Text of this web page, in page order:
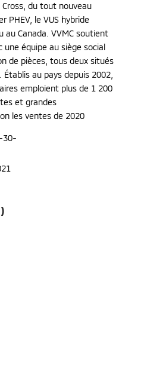
Cross, du tout nouveau
PHEV, le VUS hybride
au Canada. VVMC soutient
une équipe au siège social
de pièces, tous deux situés
Établis au pays depuis 2002,
emploient plus de 1 200
et grandes
les ventes de 2020
-30-